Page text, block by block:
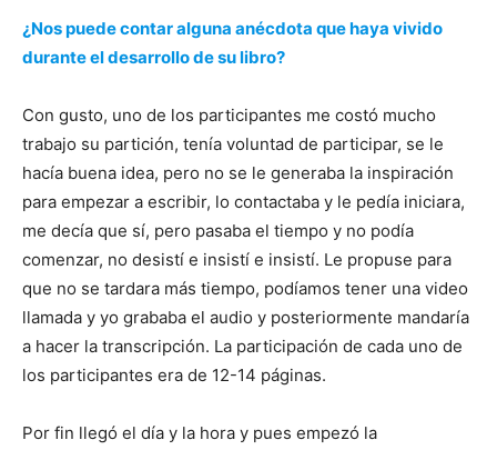
¿Nos puede contar alguna anécdota que haya vivido
durante el desarrollo de su libro?
Con gusto, uno de los participantes me costó mucho
trabajo su partición, tenía voluntad de participar, se le
hacía buena idea, pero no se le generaba la inspiración
para empezar a escribir, lo contactaba y le pedía iniciara,
me decía que sí, pero pasaba el tiempo y no podía
comenzar, no desistí e insistí e insistí. Le propuse para
que no se tardara más tiempo, podíamos tener una video
llamada y yo grababa el audio y posteriormente mandaría
a hacer la transcripción. La participación de cada uno de
los participantes era de 12-14 páginas.
Por fin llegó el día y la hora y pues empezó la